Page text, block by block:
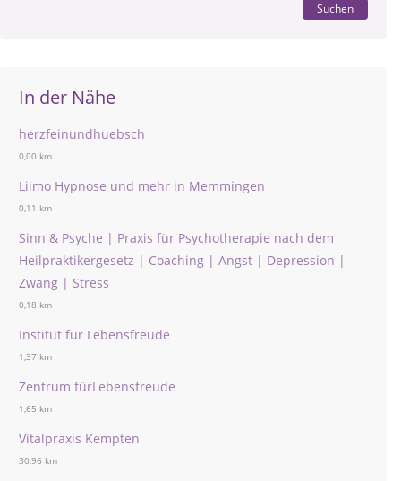
Suchen
In der Nähe
herzfeinundhuebsch
0,00 km
Liimo Hypnose und mehr in Memmingen
0,11 km
Sinn & Psyche | Praxis für Psychotherapie nach dem
Heilpraktikergesetz | Coaching | Angst | Depression |
Zwang | Stress
0,18 km
Institut für Lebensfreude
1,37 km
Zentrum fürLebensfreude
1,65 km
Vitalpraxis Kempten
30,96 km